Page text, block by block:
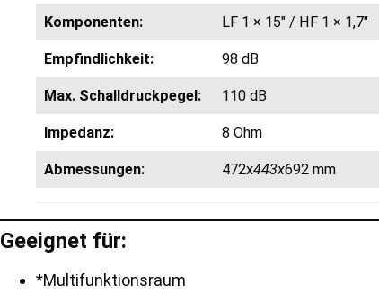
Komponenten: LF 1 × 15″ / HF 1 × 1,7″
Empfindlichkeit: 98 dB
Max. Schalldruckpegel: 110 dB
Impedanz: 8 Ohm
Abmessungen: 472x443x692 mm
Geeignet für:
*Multifunktionsraum